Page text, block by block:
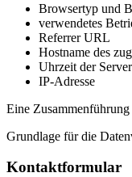
Browsertyp und
verwendetes
Referrer URL
Hostname des
Uhrzeit der
IP-Adresse
Eine
Grundlage für die
Kontaktformular